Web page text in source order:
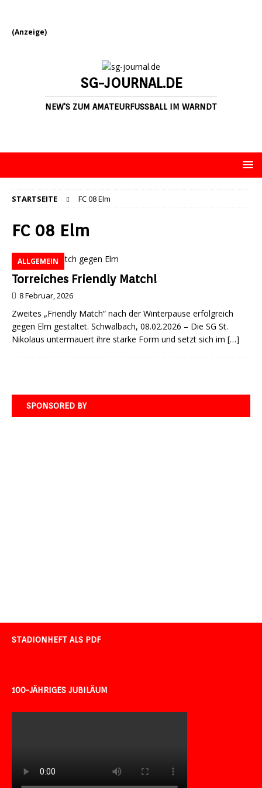
(Anzeige)
SG-JOURNAL.DE
NEW'S ZUM AMATEURFUSSBALL IM WARNDT
STARTSEITE FC 08 Elm
FC 08 Elm
ALLGEMEIN
Torreiches Friendly Match!
8 Februar, 2026
Zweites „Friendly Match“ nach der Winterpause erfolgreich
gegen Elm gestaltet. Schwalbach, 08.02.2026 – Die SG St.
Nikolaus untermauert ihre starke Form und setzt sich im […]
SPONSORED BY
STADIONHEFT ALS PDF
100-JÄHRIGES JUBILÄUM